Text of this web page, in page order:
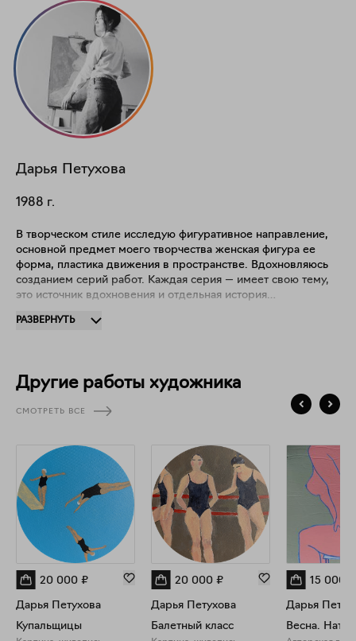
Дарья Петухова
1988 г.
В творческом стиле исследую фигуративное направление,
основной предмет моего творчества женская фигура ее
форма, пластика движения в пространстве. Вдохновляюсь
созданием серий работ. Каждая серия — имеет свою тему,
это источник вдохновения и отдельная история
РАЗВЕРНУТЬ
Другие работы художника
СМОТРЕТЬ ВСЕ
20 000 ₽
Дарья Петухова
Купальщицы
20 000 ₽
Дарья Петухова
Балетный класс
15 000
Дарья
Весна.